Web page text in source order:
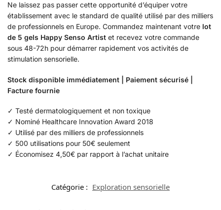
Ne laissez pas passer cette opportunité d’équiper votre
établissement avec le standard de qualité utilisé par des milliers
de professionnels en Europe. Commandez maintenant votre lot
de 5 gels Happy Senso Artist et recevez votre commande
sous 48-72h pour démarrer rapidement vos activités de
stimulation sensorielle.
Stock disponible immédiatement | Paiement sécurisé |
Facture fournie
✓ Testé dermatologiquement et non toxique
✓ Nominé Healthcare Innovation Award 2018
✓ Utilisé par des milliers de professionnels
✓ 500 utilisations pour 50€ seulement
✓ Économisez 4,50€ par rapport à l’achat unitaire
Catégorie : Exploration sensorielle